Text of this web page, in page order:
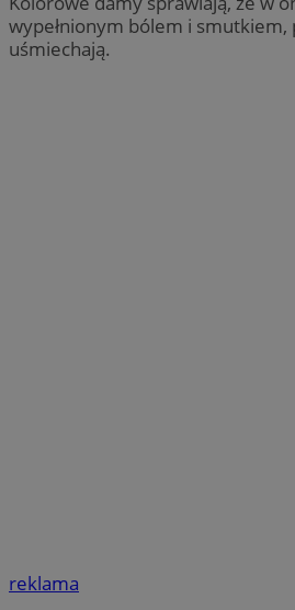
wypełnionym bólem i smutkiem,
uśmiechają.
reklama